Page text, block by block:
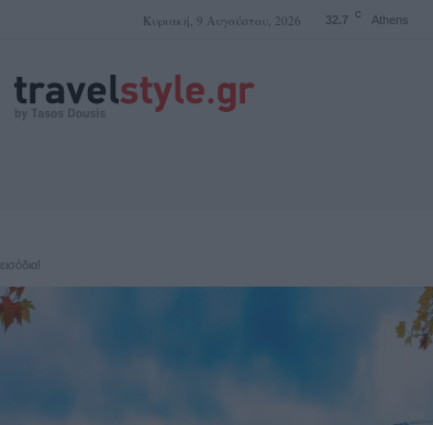
Κυριακή, 9 Αυγούστου, 2026 32.7 C Athens